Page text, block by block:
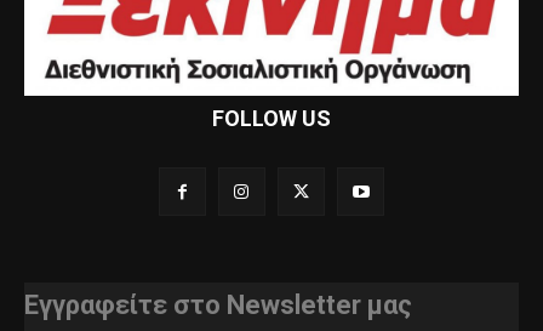
FOLLOW US
Εγγραφείτε στο Newsletter μας